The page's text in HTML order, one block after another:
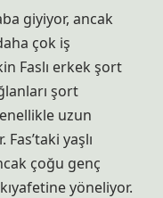
giyiyor, ancak
çok iş
Faslı erkek şort
şort
uzun
yaşlı
çoğu genç
yöneliyor.